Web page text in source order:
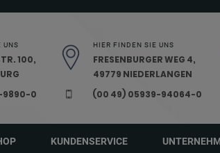
UNS
100,
9890-0
HIER FINDEN SIE UNS
FRESENBURGER WEG 4,
49779 NIEDERLANGEN
(00 49) 05939-94064-0
KUNDENSERVICE